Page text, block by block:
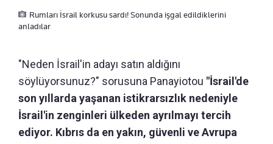
Rumları İsrail korkusu sardı! Sonunda işgal edildiklerini
anladılar
"Neden İsrail'in adayı satın aldığını
söylüyorsunuz?" sorusuna Panayiotou "İsrail'de
son yıllarda yaşanan istikrarsızlık nedeniyle
İsrail'in zenginleri ülkeden ayrılmayı tercih
ediyor. Kıbrıs da en yakın, güvenli ve Avrupa